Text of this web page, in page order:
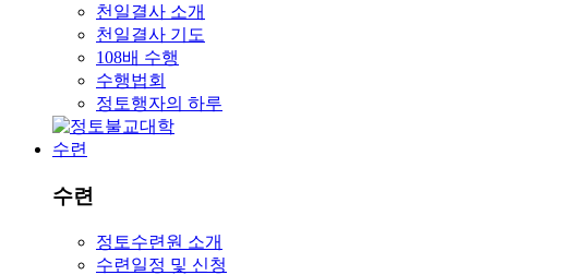
천일결사 소개
천일결사 기도
108배 수행
수행법회
정토행자의 하루
수련
수련
정토수련원 소개
수련일정 및 신청